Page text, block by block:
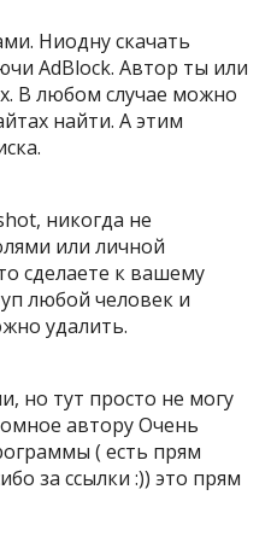
Ниодну скачать
AdBlock. Автор ты или
В любом случае можно
найти. А этим
никогда не
или личной
сделаете к вашему
любой человек и
удалить.
но тут просто не могу
автору Очень
( есть прям
за ссылки :)) это прям